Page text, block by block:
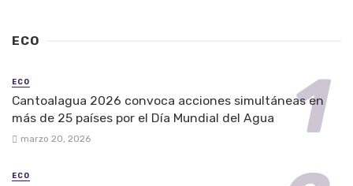
ECO
ECO
Cantoalagua 2026 convoca acciones simultáneas en
más de 25 países por el Día Mundial del Agua
marzo 20, 2026
ECO